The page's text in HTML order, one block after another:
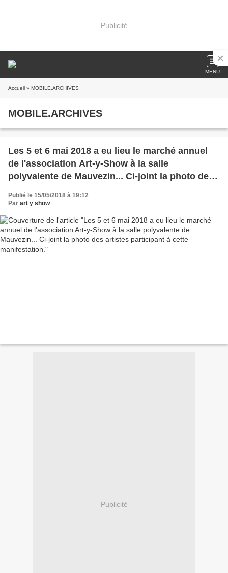
Publicité
MENU
Accueil » MOBILE.ARCHIVES
MOBILE.ARCHIVES
Les 5 et 6 mai 2018 a eu lieu le marché annuel
de l'association Art-y-Show à la salle
polyvalente de Mauvezin... Ci-joint la photo des
artistes participant à cette manifestation.
Publié le 15/05/2018 à 19:12
Par art y show
Publicité